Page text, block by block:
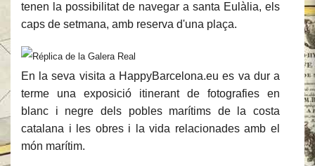
tenen la possibilitat de navegar a santa Eulàlia, els
caps de setmana, amb reserva d'una plaça.
En la seva visita a HappyBarcelona.eu es va dur a
terme una exposició itinerant de fotografies en
blanc i negre dels pobles marítims de la costa
catalana i les obres i la vida relacionades amb el
món marítim.